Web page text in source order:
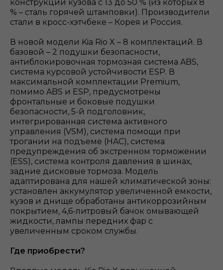
конструкции кузова с 13 до 50 % (из которых 8
% – сталь горячей штамповки). Производители
стали в кросс-хэтчбеке – Корея и Россия.
В новой модели Kia Rio X – 8 комплектаций. В
базовой – 2 подушки безопасности,
антиблокировочная тормозная система ABS,
система курсовой устойчивости ESP. В
максимальной комплектации Premium,
помимо ABS и ESP, предусмотрены
фронтальные и боковые подушки
безопасности, 5-й подголовник,
интегрированная система активного
управления (VSM), система помощи при
трогании на подъеме (HAC), система
предупреждения об экстренном торможении
(ESS), система контроля давления в шинах,
задние дисковые тормоза. Модель
адаптирована для нашей климатической зоны:
установлен аккумулятор увеличенной емкости,
кузов и днище обработаны антикоррозийным
покрытием, 4,6-литровый бачок омывающей
жидкости, лампы передних фар с
увеличенным сроком службы.
Где приобрести?